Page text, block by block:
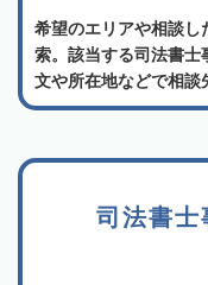
希望のエリアや相談し
索。該当する司法書士
文や所在地などで相談
司法書士